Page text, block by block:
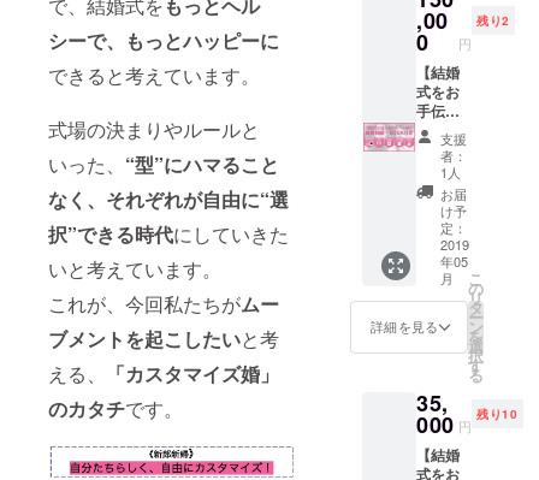
シーで、もっとハッピーに
できると考えています。
式場の決まりやルールと
いった、 “型”にハマること
なく、それぞれが自由に“選
択”できる時代にしていきた
いと考えています。
これが、今回私たちがムー
ブメントを起こしたいと考
える、
「カスタマイズ婚」
のカタチです。
BOOK
の中で
「共
賓」と
して、
あなた
のお名
前を記
載させ
て頂き
ます！
結婚式
にオン
ライン
で参
加！ ✔︎
Facebo
okの非
公開プ
ロジェ
クトグ
ループ
へご招
BOOK
の中で
「共
賓」と
して、
あなた
前を記
載させ
て頂き
ます！
,00
0 円
残り2
【結婚
式をお
手伝
い】対
面
+LINE
相談
BOOK
付き ✔︎
私達が
対面
+LINE
であな
たの
「カス
タマイ
の相談
に乗り
ます！
（面談
支援
者：
1人
お届
け予
定：
2019
年05
月
詳細を見る
こ
の
リ
タ
ー
ン
を
選
択
す
る
35,
000 円
残り10
【結婚
式をお